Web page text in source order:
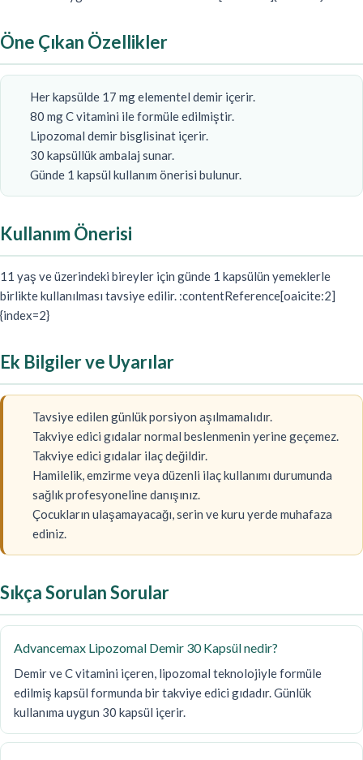
Öne Çıkan Özellikler
Her kapsülde 17 mg elementel demir içerir.
80 mg C vitamini ile formüle edilmiştir.
Lipozomal demir bisglisinat içerir.
30 kapsüllük ambalaj sunar.
Günde 1 kapsül kullanım önerisi bulunur.
Kullanım Önerisi
11 yaş ve üzerindeki bireyler için günde 1 kapsülün yemeklerle
birlikte kullanılması tavsiye edilir. :contentReference[oaicite:2]
{index=2}
Ek Bilgiler ve Uyarılar
Tavsiye edilen günlük porsiyon aşılmamalıdır.
Takviye edici gıdalar normal beslenmenin yerine geçemez.
Takviye edici gıdalar ilaç değildir.
Hamilelik, emzirme veya düzenli ilaç kullanımı durumunda
sağlık profesyoneline danışınız.
Çocukların ulaşamayacağı, serin ve kuru yerde muhafaza
ediniz.
Sıkça Sorulan Sorular
Advancemax Lipozomal Demir 30 Kapsül nedir?
Demir ve C vitamini içeren, lipozomal teknolojiyle formüle
edilmiş kapsül formunda bir takviye edici gıdadır. Günlük
kullanıma uygun 30 kapsül içerir.